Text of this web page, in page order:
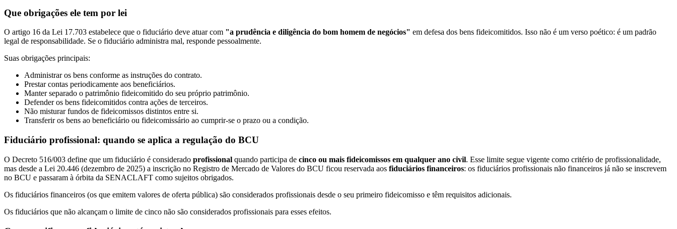
Que obrigações ele tem por lei
O artigo 16 da Lei 17.703 estabelece que o fiduciário deve atuar com "a prudência e diligência do bom homem de negócios" em defesa dos bens fideicomitidos. Isso não é um verso poético: é um padrão
legal de responsabilidade. Se o fiduciário administra mal, responde pessoalmente.
Suas obrigações principais:
Administrar os bens conforme as instruções do contrato.
Prestar contas periodicamente aos beneficiários.
Manter separado o patrimônio fideicomitido do seu próprio patrimônio.
Defender os bens fideicomitidos contra ações de terceiros.
Não misturar fundos de fideicomissos distintos entre si.
Transferir os bens ao beneficiário ou fideicomissário ao cumprir-se o prazo ou a condição.
Fiduciário profissional: quando se aplica a regulação do BCU
O Decreto 516/003 define que um fiduciário é considerado profissional quando participa de cinco ou mais fideicomissos em qualquer ano civil. Esse limite segue vigente como critério de profissionalidade,
mas desde a Lei 20.446 (dezembro de 2025) a inscrição no Registro de Mercado de Valores do BCU ficou reservada aos fiduciários financeiros: os fiduciários profissionais não financeiros já não se inscrevem
no BCU e passaram à órbita da SENACLAFT como sujeitos obrigados.
Os fiduciários financeiros (os que emitem valores de oferta pública) são considerados profissionais desde o seu primeiro fideicomisso e têm requisitos adicionais.
Os fiduciários que não alcançam o limite de cinco não são considerados profissionais para esses efeitos.